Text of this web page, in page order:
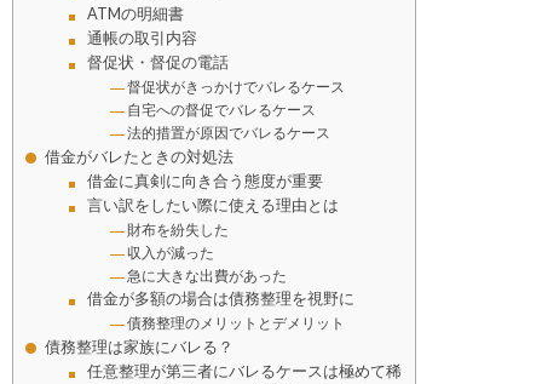
ATMの明細書
通帳の取引内容
督促状・督促の電話
督促状がきっかけでバレるケース
自宅への督促でバレるケース
法的措置が原因でバレるケース
借金がバレたときの対処法
借金に真剣に向き合う態度が重要
言い訳をしたい際に使える理由とは
財布を紛失した
収入が減った
急に大きな出費があった
借金が多額の場合は債務整理を視野に
債務整理のメリットとデメリット
債務整理は家族にバレる？
任意整理が第三者にバレるケースは極めて稀